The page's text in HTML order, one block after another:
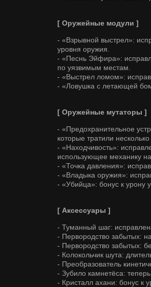
[ Оружейные модули ]
- «Взрывной выстрел»:
уровня оружия.
- «Песнь Эйфира»:
по уязвимым местам.
- «Выстрел ломом»:
- «Ловушка с летающей
[ Оружейные мутаторы ]
- «Предохранительное
которые тратили несколько
- «Находчивость»:
использующее механику
- «Точка давления»:
- «Владыка оружия»:
- «Убийца»: бонус к урону
[ Аксессуары ]
- Туманный шаг:
- Первородство забытых:
- Первородство забытых:
- Колокольчик шута:
- Преобразователь
- Зубило камнетёса:
- Кристалл ахани: бонус к